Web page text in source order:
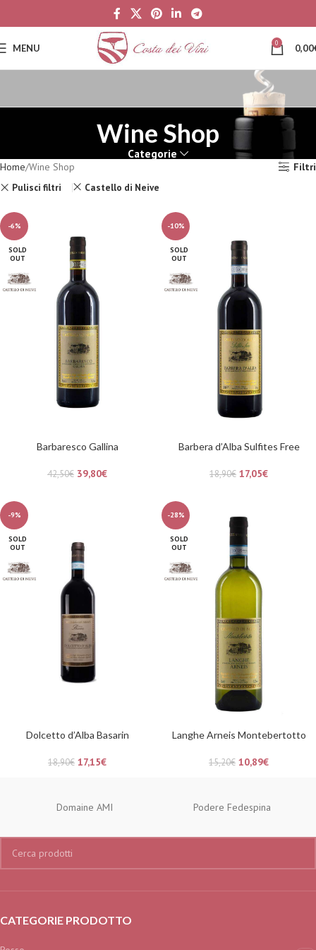
MENU 0 0,00
Wine Shop
Categorie
Home Wine Shop
Filtri
Pulisci filtri
Castello di Neive
-6%
SOLD
OUT
Barbaresco Gallina
42,50€ 39,80€
-10%
SOLD
OUT
Barbera d’Alba Sulfites Free
18,90€ 17,05€
-9%
SOLD
OUT
Dolcetto d’Alba Basarin
18,90€ 17,15€
-28%
SOLD
OUT
Langhe Arneis Montebertotto
15,20€ 10,89€
Domaine AMI Podere Fedespina
CATEGORIE PRODOTTO